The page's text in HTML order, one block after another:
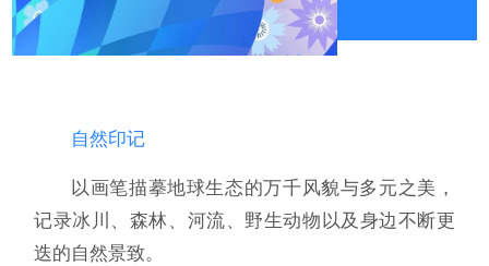
自然印记
以画笔描摹地球生态的万千风貌与多元之美，
记录冰川、森林、河流、野生动物以及身边不断更
迭的自然景致。